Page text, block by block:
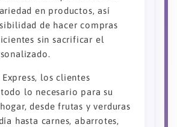
en productos, así
de hacer compras
sin sacrificar el
los clientes
lo necesario para su
desde frutas y verduras
hasta carnes, abarrotes,